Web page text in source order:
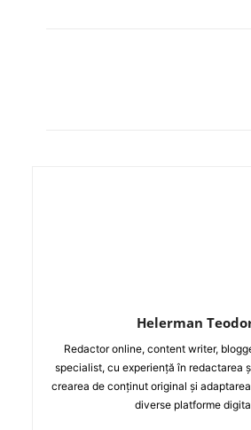
Helerman
Redactor online, content writer,
specialist, cu experiență în redactarea
crearea de conținut original și
diverse platforme